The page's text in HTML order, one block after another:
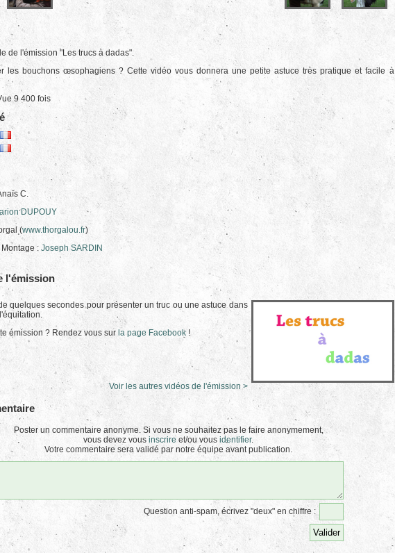
de l'émission "Les trucs à dadas".
les bouchons œsophagiens ? Cette vidéo vous donnera une petite astuce très pratique et facile à
9 400 fois
C.
DUPOUY
(www.thorgalou.fr)
: Joseph SARDIN
l'émission
quelques secondes pour présenter un truc ou une astuce dans
émission ? Rendez vous sur la page Facebook!
Voir les autres vidéos de l'émission >
Poster un commentaire anonyme. Si vous ne souhaitez pas le faire anonymement,
vous devez vous inscrire et/ou vous identifier.
Votre commentaire sera validé par notre équipe avant publication.
Question anti-spam, écrivez "deux" en chiffre :